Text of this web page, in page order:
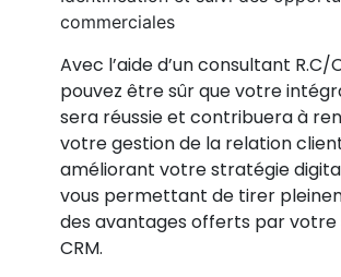
commerciales
Avec l’aide d’un consultant R.C/
pouvez être sûr que votre
sera réussie et contribuera à
votre gestion de la relation
améliorant votre stratégie
vous permettant de tirer
des avantages offerts par
CRM.